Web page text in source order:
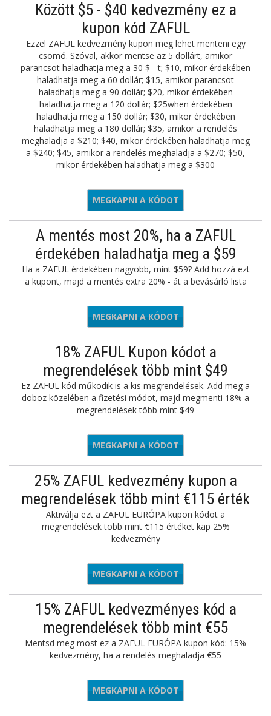
Között $5 - $40 kedvezmény ez a
kupon kód ZAFUL
Ezzel ZAFUL kedvezmény kupon meg lehet menteni egy
csomó. Szóval, akkor mentse az 5 dollárt, amikor
parancsot haladhatja meg a 30 $ - t; $10, mikor érdekében
haladhatja meg a 60 dollár; $15, amikor parancsot
haladhatja meg a 90 dollár; $20, mikor érdekében
haladhatja meg a 120 dollár; $25when érdekében
haladhatja meg a 150 dollár; $30, mikor érdekében
haladhatja meg a 180 dollár; $35, amikor a rendelés
meghaladja a $210; $40, mikor érdekében haladhatja meg
a $240; $45, amikor a rendelés meghaladja a $270; $50,
mikor érdekében haladhatja meg a $300
CLOSET
MEGKAPNI A KÓDOT
A mentés most 20%, ha a ZAFUL
érdekében haladhatja meg a $59
Ha a ZAFUL érdekében nagyobb, mint $59? Add hozzá ezt
a kupont, majd a mentés extra 20% - át a bevásárló lista
AVUZF20
MEGKAPNI A KÓDOT
18% ZAFUL Kupon kódot a
megrendelések több mint $49
Ez ZAFUL kód működik is a kis megrendelések. Add meg a
doboz közelében a fizetési módot, majd megmenti 18% a
megrendelések több mint $49
AVUZF20
MEGKAPNI A KÓDOT
25% ZAFUL kedvezmény kupon a
megrendelések több mint €115 érték
Aktiválja ezt a ZAFUL EURÓPA kupon kódot a
megrendelések több mint €115 értéket kap 25%
kedvezmény
ZVVIP
MEGKAPNI A KÓDOT
15% ZAFUL kedvezményes kód a
megrendelések több mint €55
Mentsd meg most ez a ZAFUL EURÓPA kupon kód: 15%
kedvezmény, ha a rendelés meghaladja €55
ZVVIP
MEGKAPNI A KÓDOT